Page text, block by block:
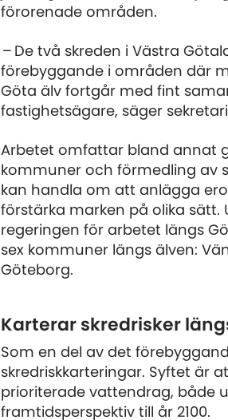
förorenade områden.
– De två skreden i Västra
förebyggande i områden där
Göta älv fortgår med fint
fastighetsägare, säger
Arbetet omfattar bland annat
kommuner och förmedling av
kan handla om att anlägga
förstärka marken på olika sätt.
regeringen för arbetet längs
sex kommuner längs älven:
Göteborg.
Karterar skredrisker
Som en del av det
skredriskkarteringar. Syftet är
prioriterade vattendrag, både
framtidsperspektiv till år 2100.